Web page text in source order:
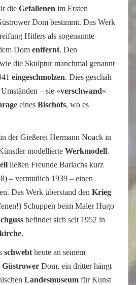
die Gefallenen im Ersten
Dom bestimmt. Das Werk
Hitlers als sogenannte
Dom entfernt. Den
die Skulptur manchmal genannt
eingeschmolzen. Dies geschah
Umständen – sie »verschwand«
eines Bischofs, wo es
der Gießerei Hermann Noack in
modellierte Werkmodell.
ließen Freunde Barlachs kurz
– vermutlich 1939 – einen
Das Werk überstand den Krieg
Schuppen beim Maler Hugo
befindet sich seit 1952 in
.
schwebtheute an seinem
Güstrower Dom, ein dritter hängt
Landesmuseum für Kunst